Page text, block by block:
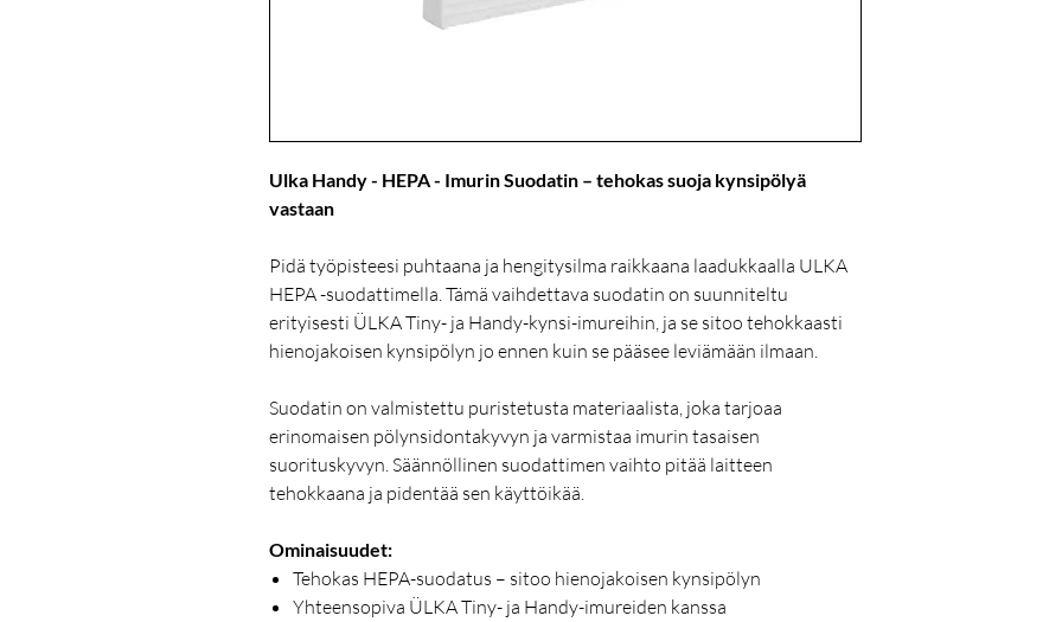
Ulka Handy - HEPA - Imurin Suodatin – tehokas suoja kynsipölyä
vastaan
Pidä työpisteesi puhtaana ja hengitysilma raikkaana laadukkaalla ULKA
HEPA -suodattimella. Tämä vaihdettava suodatin on suunniteltu
erityisesti ÜLKA Tiny- ja Handy-kynsi-imureihin, ja se sitoo tehokkaasti
hienojakoisen kynsipölyn jo ennen kuin se pääsee leviämään ilmaan.
Suodatin on valmistettu puristetusta materiaalista, joka tarjoaa
erinomaisen pölynsidontakyvyn ja varmistaa imurin tasaisen
suorituskyvyn. Säännöllinen suodattimen vaihto pitää laitteen
tehokkaana ja pidentää sen käyttöikää.
Ominaisuudet:
Tehokas HEPA-suodatus – sitoo hienojakoisen kynsipölyn
Yhteensopiva ÜLKA Tiny- ja Handy-imureiden kanssa